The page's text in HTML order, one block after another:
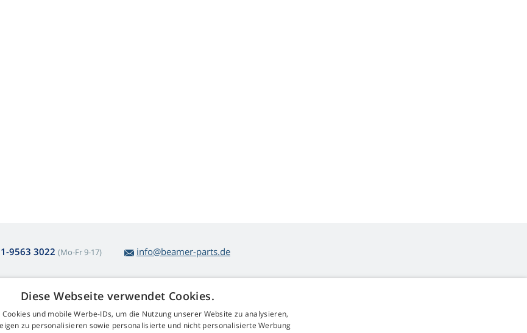
9563 3022 (Mo-Fr 9-17) info@beamer-parts.de
Lampenkauf
und Reklamation
Web Retail s.r.o.
Kontakt
Diese Webseite verwendet Cookies.
und mobile Werbe-IDs, um die Nutzung unserer Website zu analysieren,
zu personalisieren sowie personalisierte und nicht personalisierte Werbung